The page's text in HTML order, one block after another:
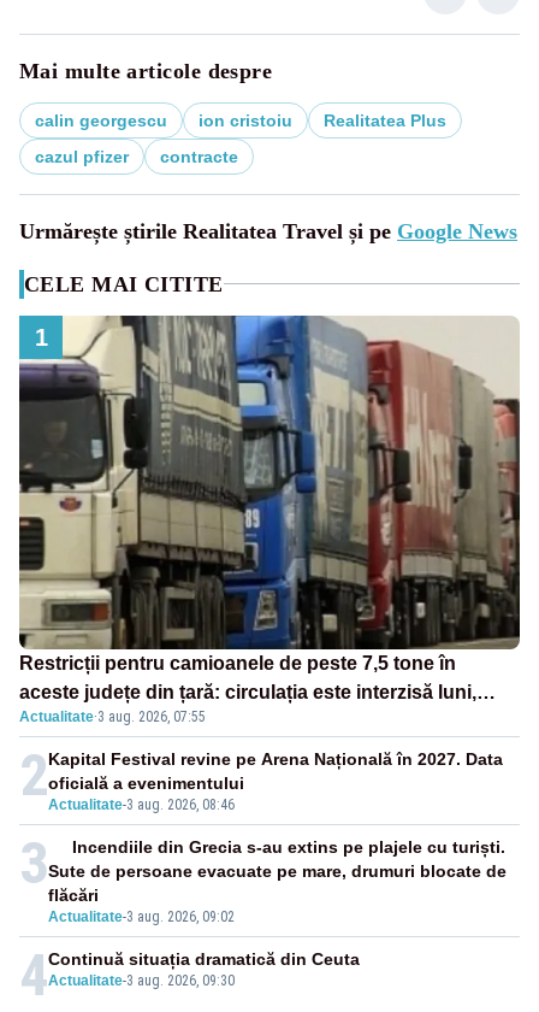
Mai multe articole despre
calin georgescu ion cristoiu
Realitatea Plus
cazul pfizer
contracte
Urmărește știrile Realitatea Travel și pe Google News
CELE MAI CITITE
1
Restricții pentru camioanele de peste 7,5 tone în
aceste județe din țară: circulația este interzisă luni,
între orele 12:00 și 20:00
Actualitate·3 aug. 2026, 07:55
2Actualitate-3 aug. 2026, 08:46
Kapital Festival revine pe Arena Națională în 2027. Data
oficială a evenimentului
3
Actualitate-3 aug. 2026, 09:02
Incendiile din Grecia s-au extins pe plajele cu turiști.
Sute de persoane evacuate pe mare, drumuri blocate de
flăcări
4Actualitate-3 aug. 2026, 09:30
Continuă situația dramatică din Ceuta